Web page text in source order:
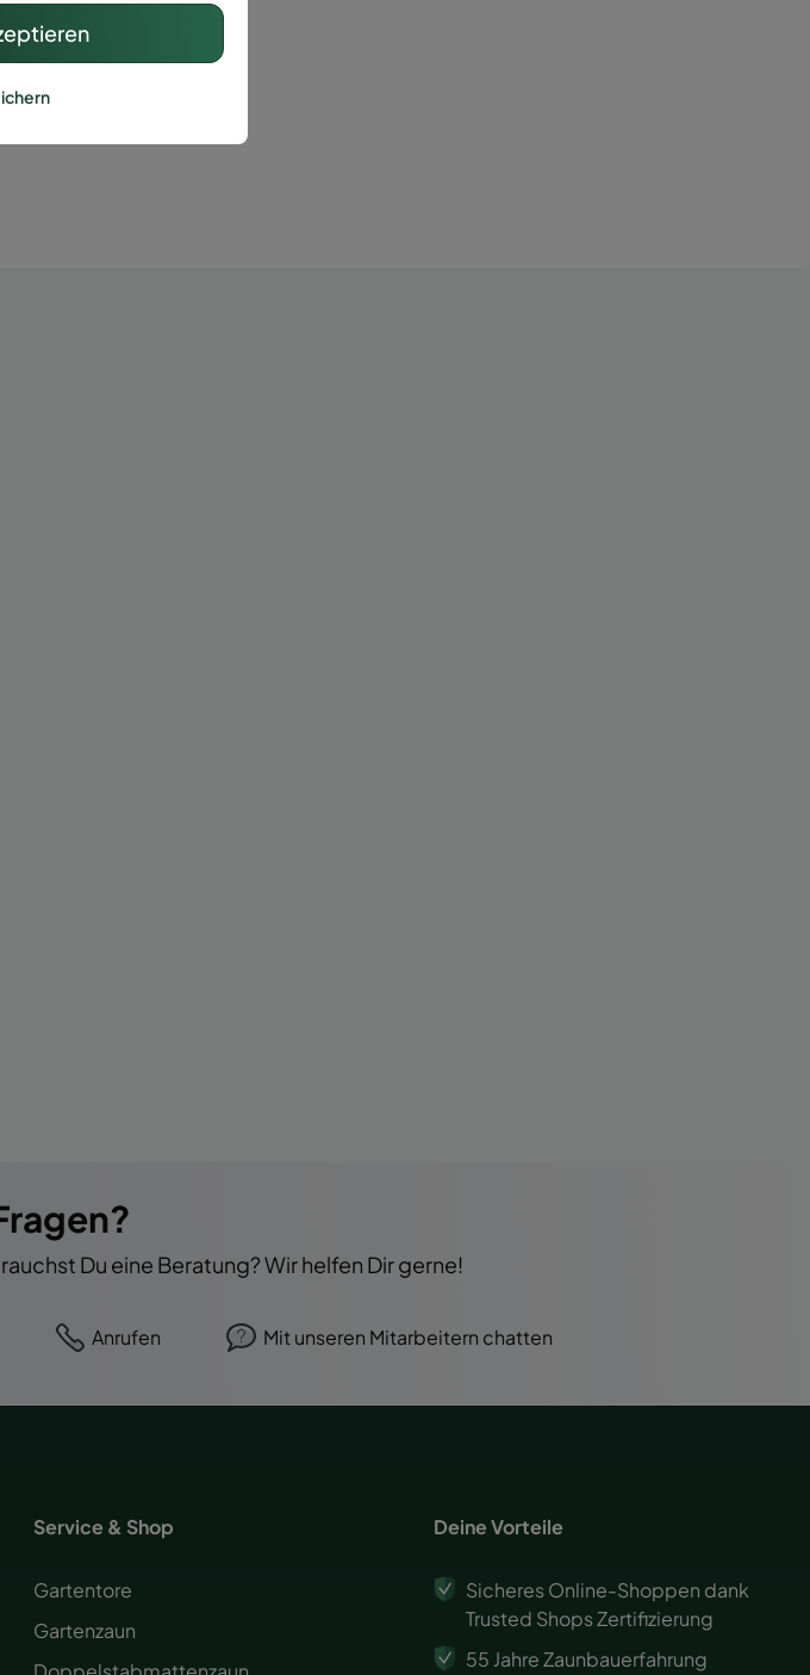
Du eine Beratung? Wir helfen Dir gerne!
Anrufen Mit unseren Mitarbeitern chatten
Service & Shop
Gartentore
Gartenzaun
Deine Vorteile
Sicheres Online-Shoppen dank
Trusted Shops Zertifizierung
55 Jahre Zaunbauerfahrung